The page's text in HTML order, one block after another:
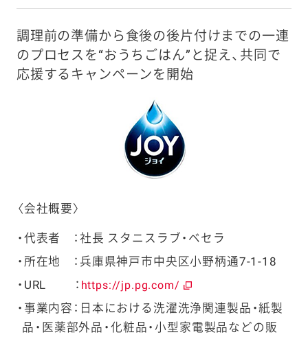
調理前の準備から食後の後片付けまでの一連
のプロセスを“おうちごはん”と捉え、共同で
応援するキャンペーンを開始
〈会社概要〉
代表者 ：社長 スタニスラブ・ベセラ
所在地 ：兵庫県神戸市中央区小野柄通7-1-18
URL ： https://jp.pg.com/
事業内容：日本における洗濯洗浄関連製品・紙製
品・医薬部外品・化粧品・小型家電製品などの販